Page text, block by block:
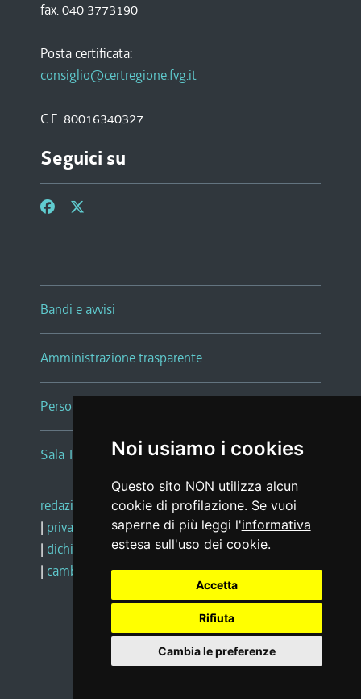
Noi usiamo i cookies
Questo sito NON utilizza alcun
cookie di profilazione. Se vuoi
saperne di più leggi l'informativa
estesa sull'uso dei cookie.
Accetta
Rifiuta
Cambia le preferenze
fax. 040 3773190
Posta certificata:
consiglio@certregione.fvg.it
C.F. 80016340327
Seguici su
Bandi e avvisi
Amministrazione trasparente
Persone e Uffici
Sala Tiziano Tessitori
redazione web |note legali |glossario
| privacy
social media policy
| dichiarazione di accessibilità |feedback
| cambio preferenze cookie
Realizzato da